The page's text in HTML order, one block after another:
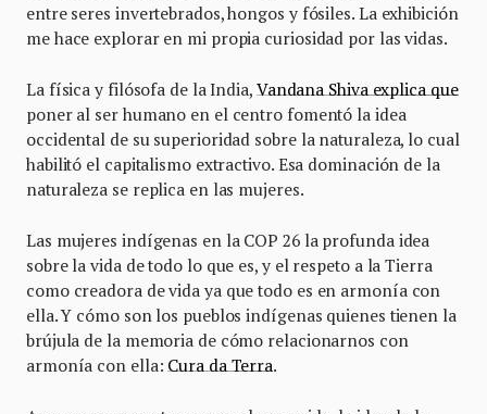
entre seres invertebrados, hongos y fósiles. La exhibición
me hace explorar en mi propia curiosidad por las vidas.
La física y filósofa de la India, Vandana Shiva explica que
poner al ser humano en el centro fomentó la idea
occidental de su superioridad sobre la naturaleza, lo cual
habilitó el capitalismo extractivo. Esa dominación de la
naturaleza se replica en las mujeres.
Las mujeres indígenas en la COP 26 la profunda idea
sobre la vida de todo lo que es, y el respeto a la Tierra
como creadora de vida ya que todo es en armonía con
ella. Y cómo son los pueblos indígenas quienes tienen la
brújula de la memoria de cómo relacionarnos con
armonía con ella: Cura da Terra.